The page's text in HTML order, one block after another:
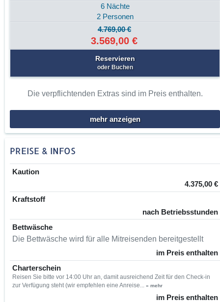
6 Nächte
2 Personen
4.769,00 €
3.569,00 €
Reservieren
oder Buchen
Die verpflichtenden Extras sind im Preis enthalten.
mehr anzeigen
PREISE & INFOS
Kaution
4.375,00 €
Kraftstoff
nach Betriebsstunden
Bettwäsche
Die Bettwäsche wird für alle Mitreisenden bereitgestellt
im Preis enthalten
Charterschein
Reisen Sie bitte vor 14:00 Uhr an, damit ausreichend Zeit für den Check-in
zur Verfügung steht (wir empfehlen eine Anreise... » mehr
im Preis enthalten